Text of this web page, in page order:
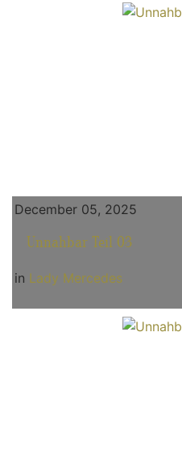
December 05, 2025
Unnahbar Teil 03
in Lady Mercedes